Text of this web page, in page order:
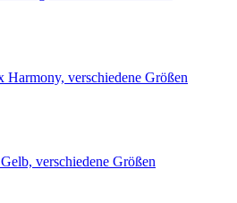
verschiedene Größen
verschiedene Größen